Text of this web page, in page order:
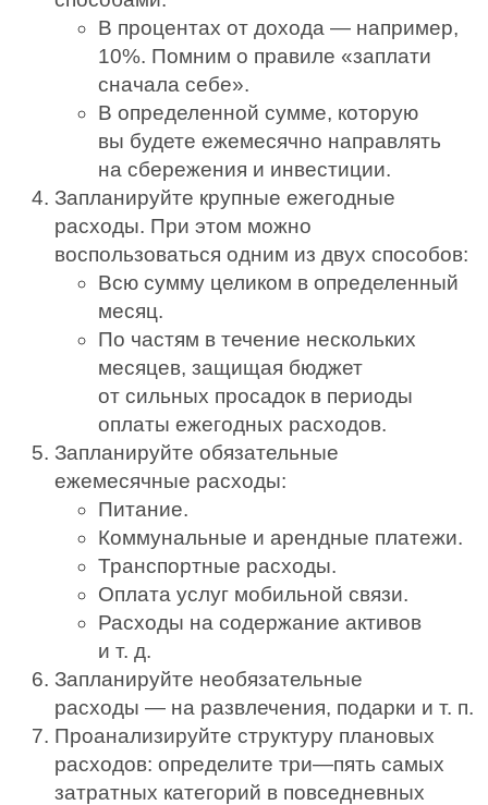
В процентах от дохода — например,
10%. Помним о правиле «заплати
сначала себе».
В определенной сумме, которую
вы будете ежемесячно направлять
на сбережения и инвестиции.
Запланируйте крупные ежегодные
расходы. При этом можно
воспользоваться одним из двух способов:
Всю сумму целиком в определенный
месяц.
По частям в течение нескольких
месяцев, защищая бюджет
от сильных просадок в периоды
оплаты ежегодных расходов.
Запланируйте обязательные
ежемесячные расходы:
Питание.
Коммунальные и арендные платежи.
Транспортные расходы.
Оплата услуг мобильной связи.
Расходы на содержание активов
и т. д.
Запланируйте необязательные
расходы — на развлечения, подарки и т. п.
Проанализируйте структуру плановых
расходов: определите три—пять самых
затратных категорий в повседневных